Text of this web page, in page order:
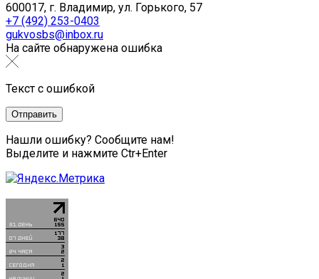
600017, г. Владимир, ул. Горького, 57
+7 (492) 253-0403
gukvosbs@inbox.ru
На сайте обнаружена ошибка
Текст с ошибкой
Нашли ошибку? Сообщите нам!
Выделите и нажмите Ctr+Enter